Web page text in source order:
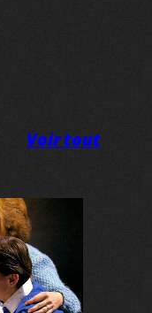
Voir tout